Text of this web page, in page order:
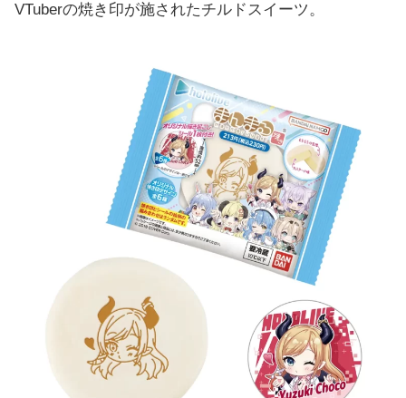
VTuberの焼き印が施されたチルドスイーツ。